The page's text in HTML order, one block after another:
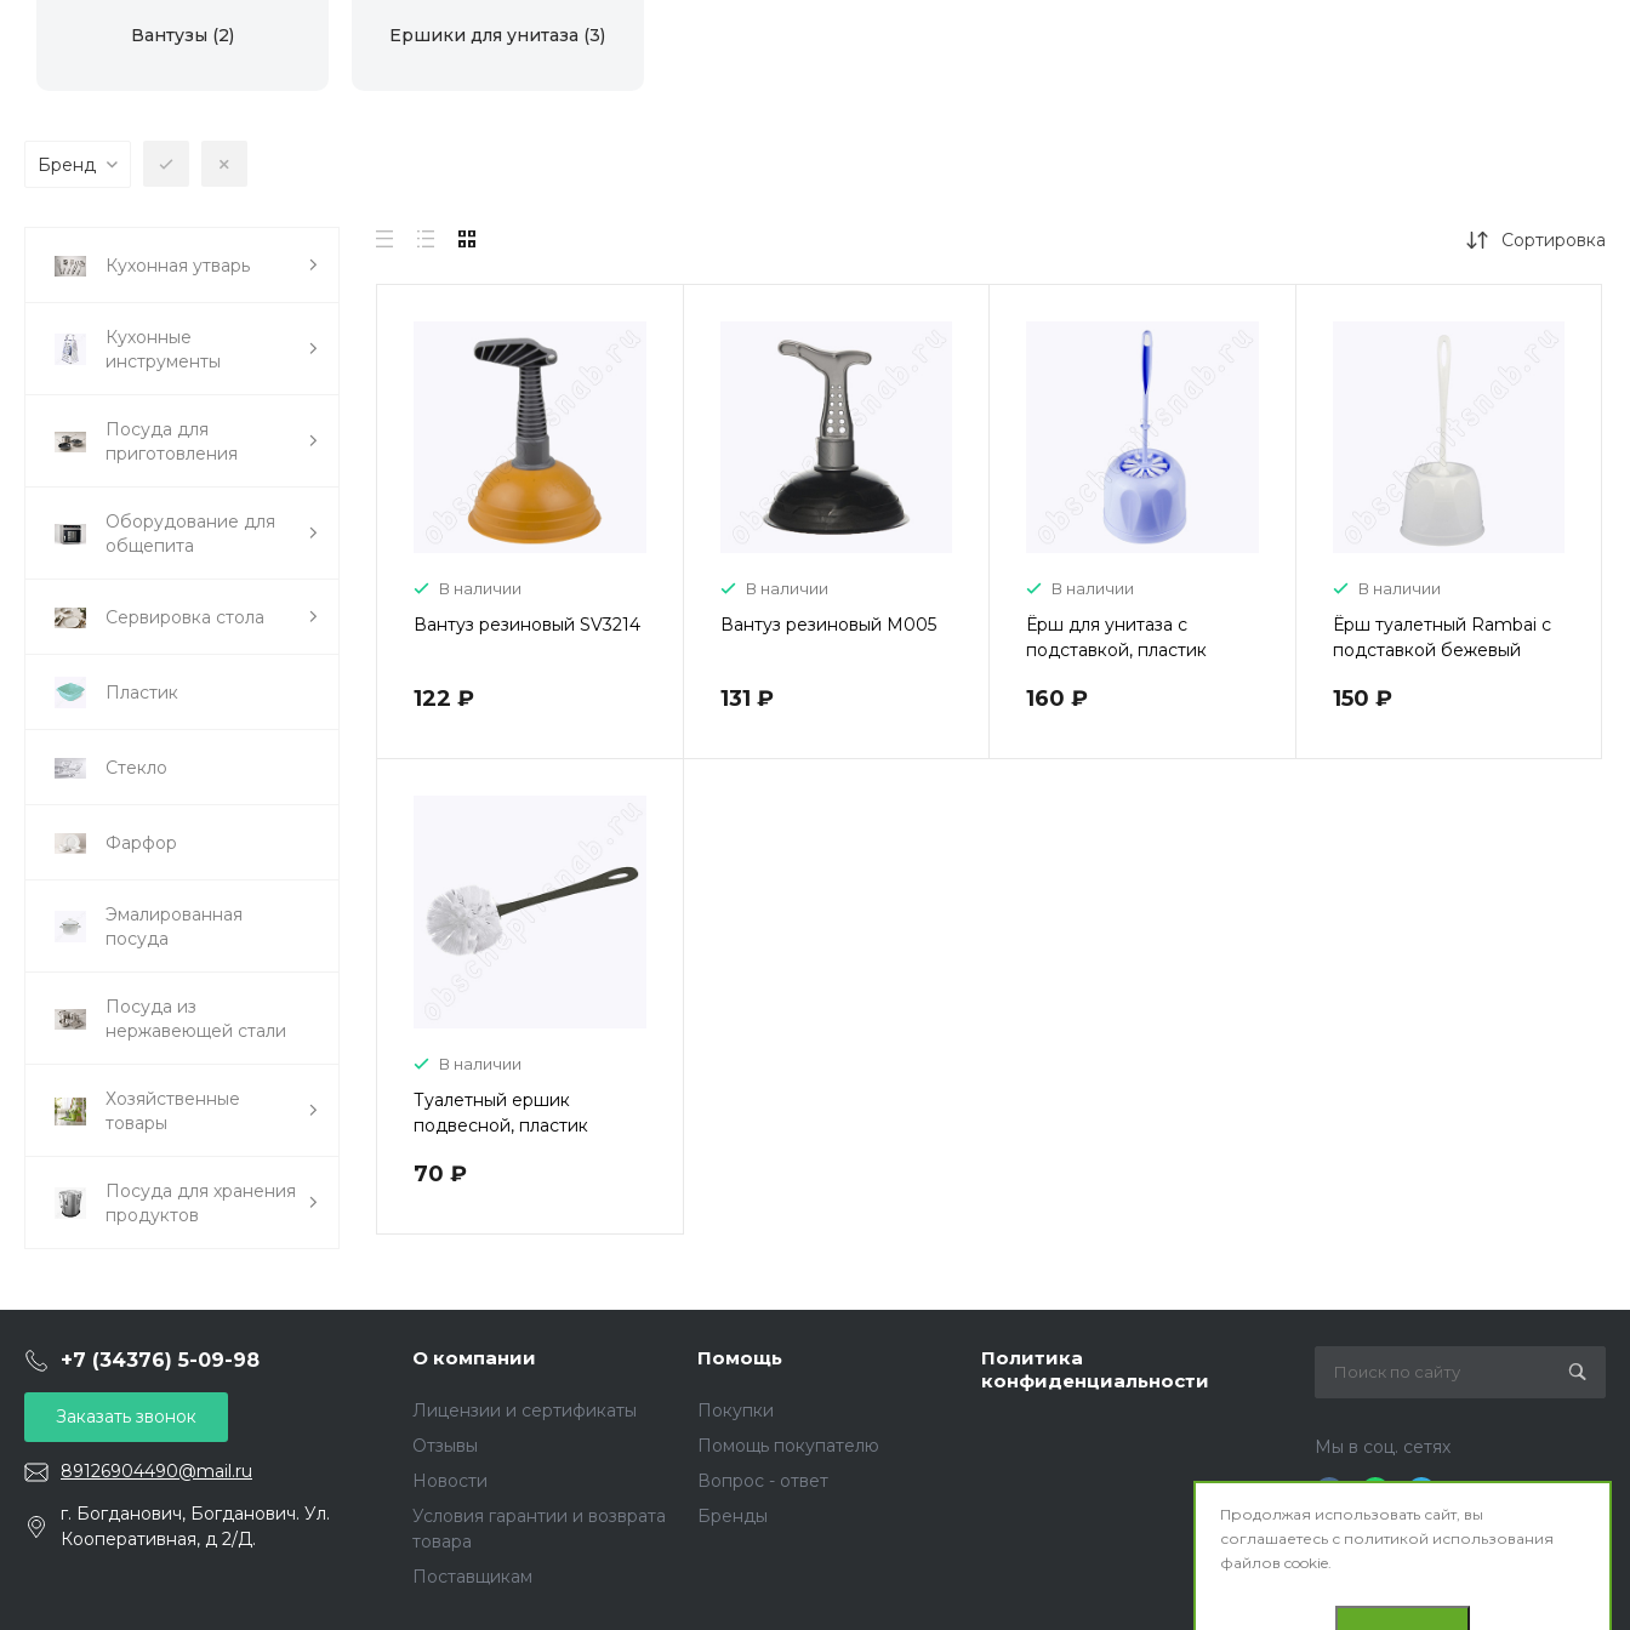
Вантузы (2) Ершики для унитаза (3)
Бренд
Кухонная утварь
Кухонные
инструменты
Посуда для
приготовления
Оборудование для
общепита
Сервировка стола
Пластик
Стекло
Фарфор
Эмалированная
посуда
Посуда из
нержавеющей стали
Хозяйственные
товары
Посуда для хранения
продуктов
Сортировка
В наличии
Вантуз резиновый SV3214
122 ₽
В наличии
Вантуз резиновый М005
131 ₽
В наличии
Ёрш для унитаза с
подставкой, пластик
160 ₽
В наличии
Ёрш туалетный Rambai с
подставкой бежевый
150 ₽
В наличии
Туалетный ершик
подвесной, пластик
70 ₽
+7 (34376) 5-09-98
Заказать звонок
89126904490@mail.ru
г. Богданович, Богданович. Ул.
Кооперативная, д 2/Д.
О компании
Лицензии и сертификаты
Отзывы
Новости
Условия гарантии и возврата
товара
Поставщикам
Помощь
Покупки
Помощь покупателю
Вопрос - ответ
Бренды
Политика
конфиденциальности
Мы в соц. сетях
Продолжая использовать сайт, вы
соглашаетесь с политикой использования
файлов cookie.